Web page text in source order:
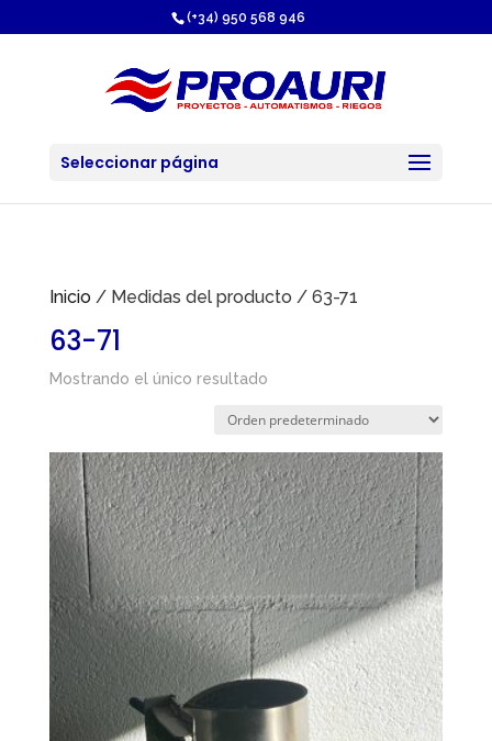
(+34) 950 568 946
Seleccionar página
Inicio/ Medidas del producto / 63-71
63-71
Mostrando el único resultado